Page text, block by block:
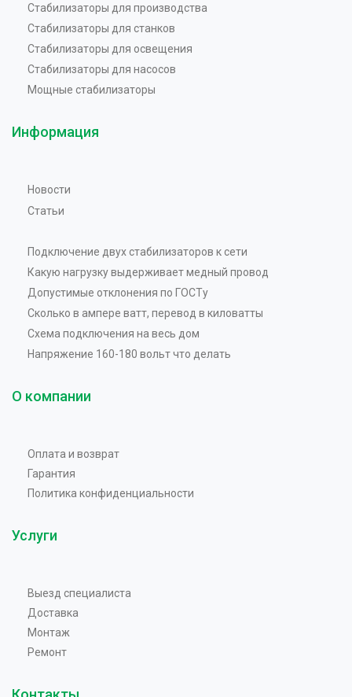
Стабилизаторы для производства
Стабилизаторы для станков
Стабилизаторы для освещения
Стабилизаторы для насосов
Мощные стабилизаторы
Информация
Новости
Статьи
Подключение двух стабилизаторов к сети
Какую нагрузку выдерживает медный провод
Допустимые отклонения по ГОСТу
Сколько в ампере ватт, перевод в киловатты
Схема подключения на весь дом
Напряжение 160-180 вольт что делать
О компании
Оплата и возврат
Гарантия
Политика конфиденциальности
Услуги
Выезд специалиста
Доставка
Монтаж
Ремонт